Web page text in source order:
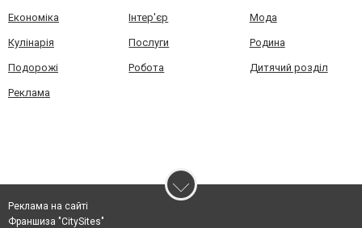
Економіка Інтер'єр Мода
Кулінарія Послуги Родина
Подорожі Робота Дитячий розділ
Реклама
Реклама на сайті
Франшиза "CitySites"